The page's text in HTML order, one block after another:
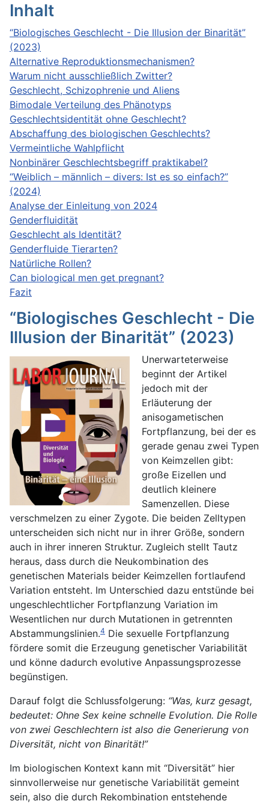
Inhalt
“Biologisches Geschlecht - Die Illusion der Binarität”
(2023)
Alternative Reproduktionsmechanismen?
Warum nicht ausschließlich Zwitter?
Geschlecht, Schizophrenie und Aliens
Bimodale Verteilung des Phänotyps
Geschlechtsidentität ohne Geschlecht?
Abschaffung des biologischen Geschlechts?
Vermeintliche Wahlpflicht
Nonbinärer Geschlechtsbegriff praktikabel?
“Weiblich – männlich – divers: Ist es so einfach?”
(2024)
Analyse der Einleitung von 2024
Genderfluidität
Geschlecht als Identität?
Genderfluide Tierarten?
Natürliche Rollen?
Can biological men get pregnant?
Fazit
“Biologisches Geschlecht - Die
Illusion der Binarität” (2023)
Unerwarteterweise
beginnt der Artikel
jedoch mit der
Erläuterung der
anisogametischen
Fortpflanzung, bei der es
gerade genau zwei Typen
von Keimzellen gibt:
große Eizellen und
deutlich kleinere
Samenzellen. Diese
verschmelzen zu einer Zygote. Die beiden Zelltypen
unterscheiden sich nicht nur in ihrer Größe, sondern
auch in ihrer inneren Struktur. Zugleich stellt Tautz
heraus, dass durch die Neukombination des
genetischen Materials beider Keimzellen fortlaufend
Variation entsteht. Im Unterschied dazu entstünde bei
ungeschlechtlicher Fortpflanzung Variation im
Wesentlichen nur durch Mutationen in getrennten
Abstammungslinien.4 Die sexuelle Fortpflanzung
fördere somit die Erzeugung genetischer Variabilität
und könne dadurch evolutive Anpassungsprozesse
begünstigen.
Darauf folgt die Schlussfolgerung: “Was, kurz gesagt,
bedeutet: Ohne Sex keine schnelle Evolution. Die Rolle
von zwei Geschlechtern ist also die Generierung von
Diversität, nicht von Binarität!”
Im biologischen Kontext kann mit “Diversität” hier
sinnvollerweise nur genetische Variabilität gemeint
sein, also die durch Rekombination entstehende